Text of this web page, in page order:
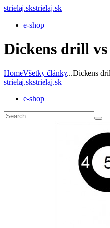
strielaj.skstrielaj.sk
e-shop
Dickens drill
HomeVšetky články...Dickens
strielaj.skstrielaj.sk
e-shop